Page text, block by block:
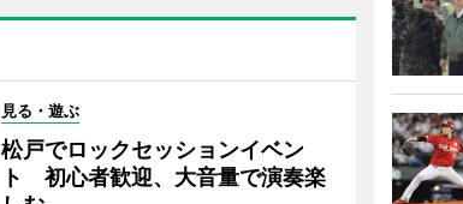
見る・遊ぶ
松戸でロックセッションイベン
ト 初心者歓迎、大音量で演奏楽